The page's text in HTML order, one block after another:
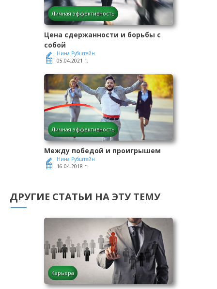
Личная эффективность
Цена сдержанности и борьбы с
собой
Нина Рубштейн
05.04.2021 г.
Личная эффективность
Между победой и проигрышем
Нина Рубштейн
16.04.2018 г.
ДРУГИЕ СТАТЬИ НА ЭТУ ТЕМУ
Карьера